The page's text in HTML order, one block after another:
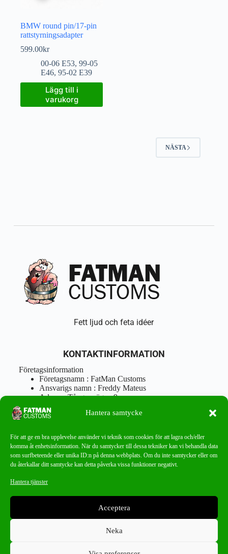
Hantera samtycke
För att ge en bra upplevelse använder vi teknik som cookies för att lagra och/eller
komma åt enhetsinformation. När du samtycker till dessa tekniker kan vi behandla data
som surfbeteende eller unika ID:n på denna webbplats. Om du inte samtycker eller om
du återkallar ditt samtycke kan detta påverka vissa funktioner negativt.
Hantera tjänster
Acceptera
Neka
BMW round pin/17-pin
rattstyrningsadapter
599.00kr
00-06 E53, 99-05
E46, 95-02 E39
Lägg till i
varukorg
NÄSTA
Fett ljud och feta idéer
KONTAKTINFORMATION
Företagsinformation
Företagsnamn : FatMan Customs
Ansvarigs namn : Freddy Mateus
Adress : Tångenvägen 9
Postnr : 417 46 Göteborg
Tel : 0762919666
info@fatmancustoms.se
Mån – Fre 10:00 – 18:00
Lör -11:00 – 15:00
Missa aldrig ett bra erbjudande!